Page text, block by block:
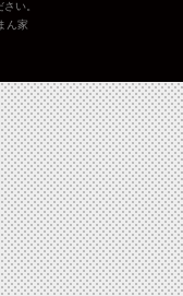
い。
ん家